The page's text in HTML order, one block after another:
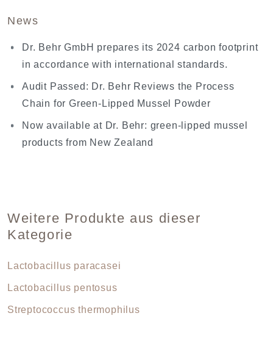
News
Dr. Behr GmbH prepares its 2024 carbon footprint
in accordance with international standards.
Audit Passed: Dr. Behr Reviews the Process
Chain for Green-Lipped Mussel Powder
Now available at Dr. Behr: green-lipped mussel
products from New Zealand
Weitere Produkte aus dieser
Kategorie
Lactobacillus paracasei
Lactobacillus pentosus
Streptococcus thermophilus